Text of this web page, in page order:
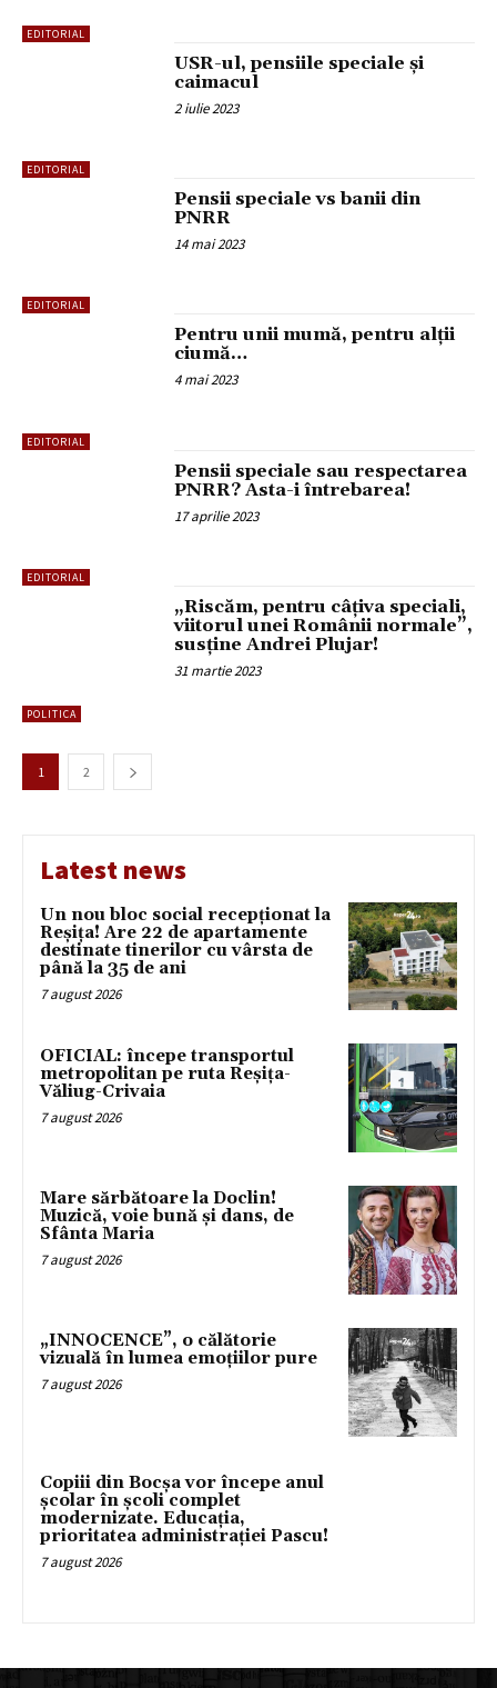
EDITORIAL
EDITORIAL
USR-ul, pensiile speciale și
caimacul
2 iulie 2023
EDITORIAL
Pensii speciale vs banii din
PNRR
14 mai 2023
EDITORIAL
Pentru unii mumă, pentru alții
ciumă…
4 mai 2023
EDITORIAL
Pensii speciale sau respectarea
PNRR? Asta-i întrebarea!
17 aprilie 2023
POLITICA
„Riscăm, pentru câțiva speciali,
viitorul unei Românii normale”,
susține Andrei Plujar!
31 martie 2023
1 2
Latest news
Un nou bloc social recepționat la
Reșița! Are 22 de apartamente
destinate tinerilor cu vârsta de
până la 35 de ani
7 august 2026
OFICIAL: începe transportul
metropolitan pe ruta Reșița-
Văliug-Crivaia
7 august 2026
Mare sărbătoare la Doclin!
Muzică, voie bună și dans, de
Sfânta Maria
7 august 2026
„INNOCENCE”, o călătorie
vizuală în lumea emoțiilor pure
7 august 2026
Copiii din Bocșa vor începe anul
școlar în școli complet
modernizate. Educația,
prioritatea administrației Pascu!
7 august 2026